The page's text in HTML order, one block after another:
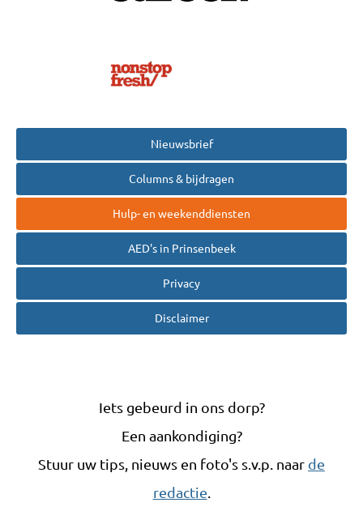
Nieuwsbrief
Columns & bijdragen
Hulp- en weekenddiensten
AED's in Prinsenbeek
Privacy
Disclaimer
Iets gebeurd in ons dorp?
Een aankondiging?
Stuur uw tips, nieuws en foto's s.v.p. naar de
redactie.